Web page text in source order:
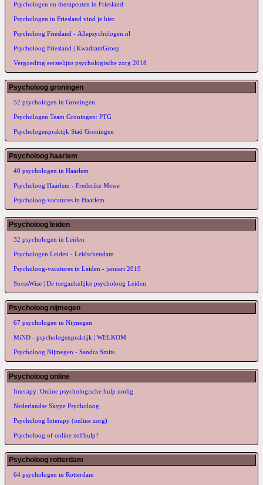
Psychologen en therapeuten in Friesland
Psychologen in Friesland vind je hier.
Psycholoog Friesland - Allepsychologen.nl
Psycholoog Friesland | KwadrantGroep
Vergoeding eerstelijns psychologische zorg 2018
Psycholoog groningen
52 psychologen in Groningen
Psychologen Team Groningen: PTG
Psychologenpraktijk Stad Groningen
Psycholoog haarlem
40 psychologen in Haarlem
Psycholoog Haarlem - Frederike Mewe
Psycholoog-vacatures in Haarlem
Psycholoog leiden
32 psychologen in Leiden
Psychologen Leiden - Leidschendam
Psycholoog-vacatures in Leiden - januari 2019
StressWise | De toegankelijke psycholoog Leiden
Psycholoog nijmegen
67 psychologen in Nijmegen
MiND - psychologenpraktijk | WELKOM
Psycholoog Nijmegen - Sandra Smits
Psycholoog online
Interapy: Online psychologische hulp nodig
Nederlandse Skype Psycholoog
Psycholoog Interapy (online zorg)
Psycholoog of online zelfhulp?
Psycholoog rotterdam
64 psychologen in Rotterdam